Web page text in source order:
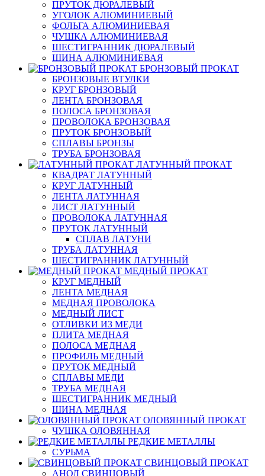
ПРУТОК ДЮРАЛЕВЫЙ
УГОЛОК АЛЮМИНИЕВЫЙ
ФОЛЬГА АЛЮМИНИЕВАЯ
ЧУШКА АЛЮМИНИЕВАЯ
ШЕСТИГРАННИК ДЮРАЛЕВЫЙ
ШИНА АЛЮМИНИЕВАЯ
БРОНЗОВЫЙ ПРОКАТ
БРОНЗОВЫЕ ВТУЛКИ
КРУГ БРОНЗОВЫЙ
ЛЕНТА БРОНЗОВАЯ
ПОЛОСА БРОНЗОВАЯ
ПРОВОЛОКА БРОНЗОВАЯ
ПРУТОК БРОНЗОВЫЙ
СПЛАВЫ БРОНЗЫ
ТРУБА БРОНЗОВАЯ
ЛАТУННЫЙ ПРОКАТ
КВАДРАТ ЛАТУННЫЙ
КРУГ ЛАТУННЫЙ
ЛЕНТА ЛАТУННАЯ
ЛИСТ ЛАТУННЫЙ
ПРОВОЛОКА ЛАТУННАЯ
ПРУТОК ЛАТУННЫЙ
СПЛАВ ЛАТУНИ
ТРУБА ЛАТУННАЯ
ШЕСТИГРАННИК ЛАТУННЫЙ
МЕДНЫЙ ПРОКАТ
КРУГ МЕДНЫЙ
ЛЕНТА МЕДНАЯ
МЕДНАЯ ПРОВОЛОКА
МЕДНЫЙ ЛИСТ
ОТЛИВКИ ИЗ МЕДИ
ПЛИТА МЕДНАЯ
ПОЛОСА МЕДНАЯ
ПРОФИЛЬ МЕДНЫЙ
ПРУТОК МЕДНЫЙ
СПЛАВЫ МЕДИ
ТРУБА МЕДНАЯ
ШЕСТИГРАННИК МЕДНЫЙ
ШИНА МЕДНАЯ
ОЛОВЯННЫЙ ПРОКАТ
ЧУШКА ОЛОВЯННАЯ
РЕДКИЕ МЕТАЛЛЫ
СУРЬМА
СВИНЦОВЫЙ ПРОКАТ
АНОД СВИНЦОВЫЙ